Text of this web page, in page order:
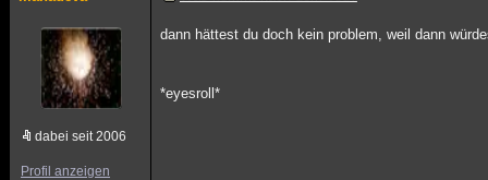
dabei seit 2006
Profil anzeigen
dann hättest du doch kein problem, weil dann
*eyesroll*